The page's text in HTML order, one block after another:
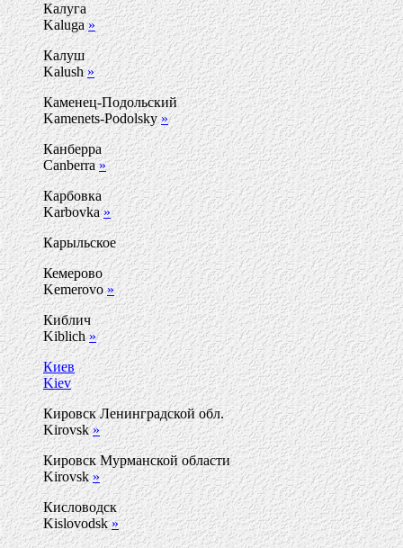
Калуга
Kaluga»
Калуш
Kalush»
Каменец-Подольский
Kamenets-Podolsky»
Канберра
Canberra»
Карбовка
Karbovka»
Карыльское
Кемерово
Kemerovo»
Киблич
Kiblich»
Киев
Kiev
Кировск Ленинградской обл.
Kirovsk»
Кировск Мурманской области
Kirovsk»
Кисловодск
Kislovodsk»